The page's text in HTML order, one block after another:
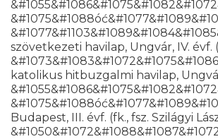
szövetkezeti havilap, Ungvár, IV.
katolikus hitbuzgalmi havilap,
Budapest, III. évf. (fk., fsz. Szilágyi